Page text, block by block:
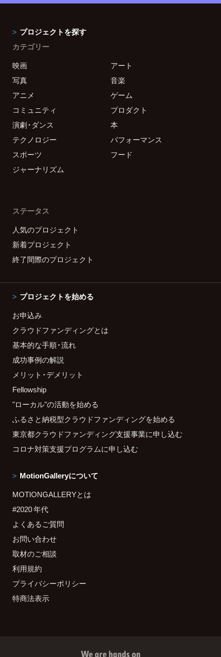
プロジェクトを探す
カテゴリー
映画
アート
写真
音楽
アニメ
ゲーム
コミュニティ
プロダクト
演劇・ダンス
本
テクノロジー
パフォーマンス
スポーツ
フード
ジャーナリズム
ステータス
人気のプロジェクト
新着プロジェクト
終了間際のプロジェクト
プロジェクトを始める
お申込み
クラウドファンディングとは
基本的な手順・流れ
成功事例の解説
メリット・デメリット
Fellowship
"ローカル"の活動を始める
ふるさと納税型クラウドファンディングを始める
東京都クラウドファンディング支援事業に申し込む
コロナ対策支援プログラムに申し込む
MotionGalleryについて
MOTIONGALLERYとは
#2020 年代
よくあるご質問
お問い合わせ
取材のご相談
利用規約
プライバシーポリシー
特商法表示
We are hands on